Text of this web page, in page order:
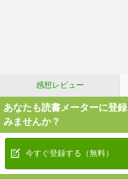
感想レビュー
あなたも読書メーターに登
みませんか？
今すぐ登録する（無料）